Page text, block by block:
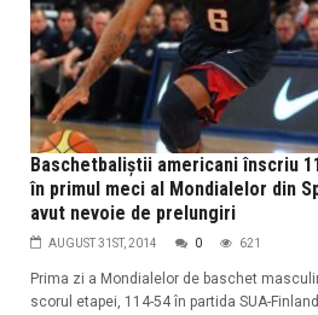
Baschetbaliștii americani înscriu
în primul meci al Mondialelor din
avut nevoie de prelungiri
AUGUST 31ST, 2014 0 621
Prima zi a Mondialelor de baschet
scorul etapei, 114-54 în partida SUA-